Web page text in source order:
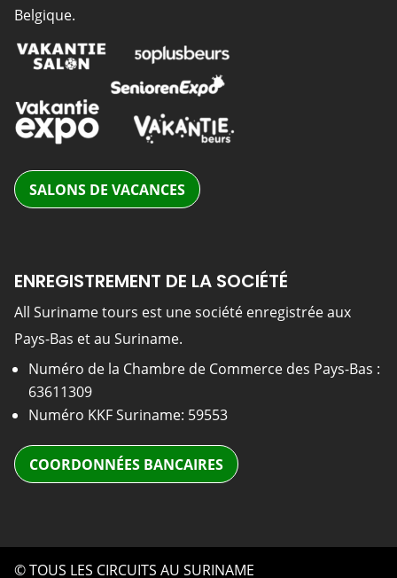
Belgique.
SALONS DE VACANCES
ENREGISTREMENT DE LA SOCIÉTÉ
All Suriname tours est une société enregistrée aux
Pays-Bas et au Suriname.
Numéro de la Chambre de Commerce des Pays-Bas :
63611309
Numéro KKF Suriname: 59553
COORDONNÉES BANCAIRES
© TOUS LES CIRCUITS AU SURINAME